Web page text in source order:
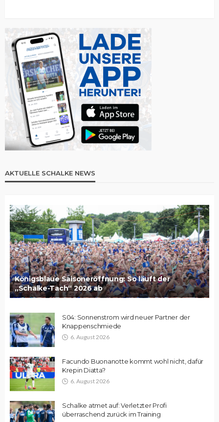
AKTUELLE SCHALKE NEWS
Königsblaue Saisoneröffnung: So läuft der
„Schalke-Tach“ 2026 ab
S04: Sonnenstrom wird neuer Partner der
Knappenschmiede
6. August 2026
Facundo Buonanotte kommt wohl nicht, dafür
Krepin Diatta?
6. August 2026
Schalke atmet auf: Verletzter Profi
überraschend zurück im Training